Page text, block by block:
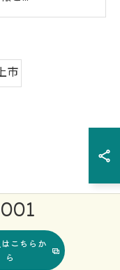
市
こちらか
ら